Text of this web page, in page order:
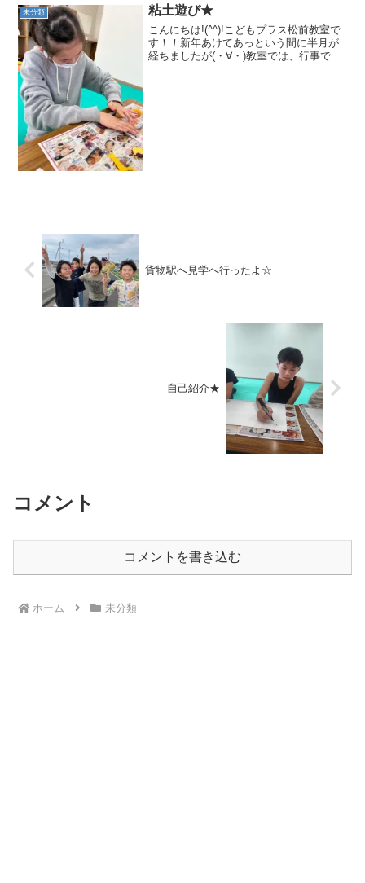
思いに好き...
未分類 粘土遊び★
こんにちは!(^^)!こどもプラス松前教室で
す！！新年あけてあっという間に半月が
経ちましたが(・∀・)教室では、行事では
貨物駅へ見学へ行ったよ☆
自己紹介★
コメント
コメントを書き込む
ホーム 未分類